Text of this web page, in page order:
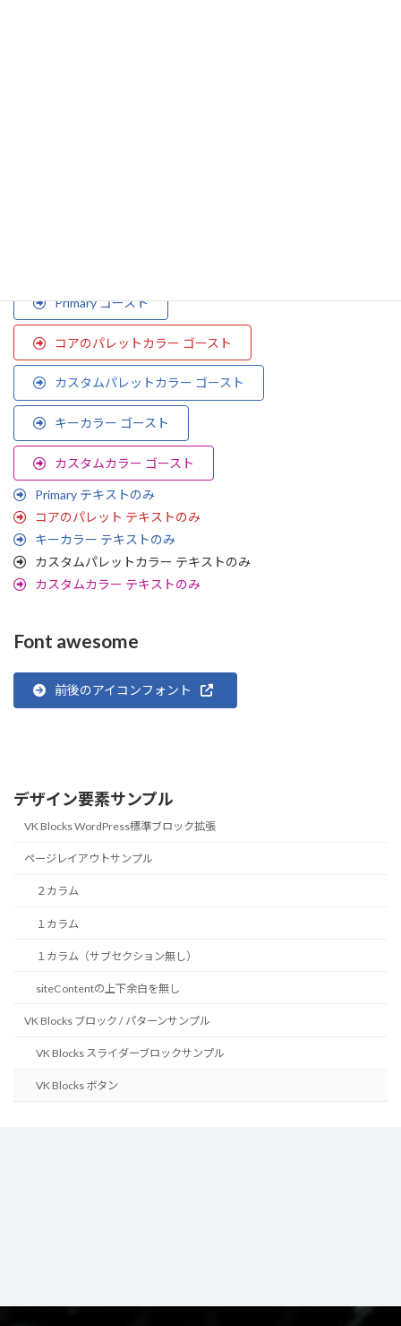
Primary ゴースト
コアのパレットカラー ゴースト
カスタムパレットカラー ゴースト
キーカラー ゴースト
カスタムカラー ゴースト
Primary テキストのみ
コアのパレット テキストのみ
キーカラー テキストのみ
カスタムパレットカラー テキストのみ
カスタムカラー テキストのみ
Font awesome
前後のアイコンフォント
デザイン要素サンプル
VK Blocks WordPress標準ブロック拡張
ページレイアウトサンプル
２カラム
１カラム
１カラム（サブセクション無し）
siteContentの上下余白を無し
VK Blocks ブロック / パターンサンプル
VK Blocks スライダーブロックサンプル
VK Blocks ボタン